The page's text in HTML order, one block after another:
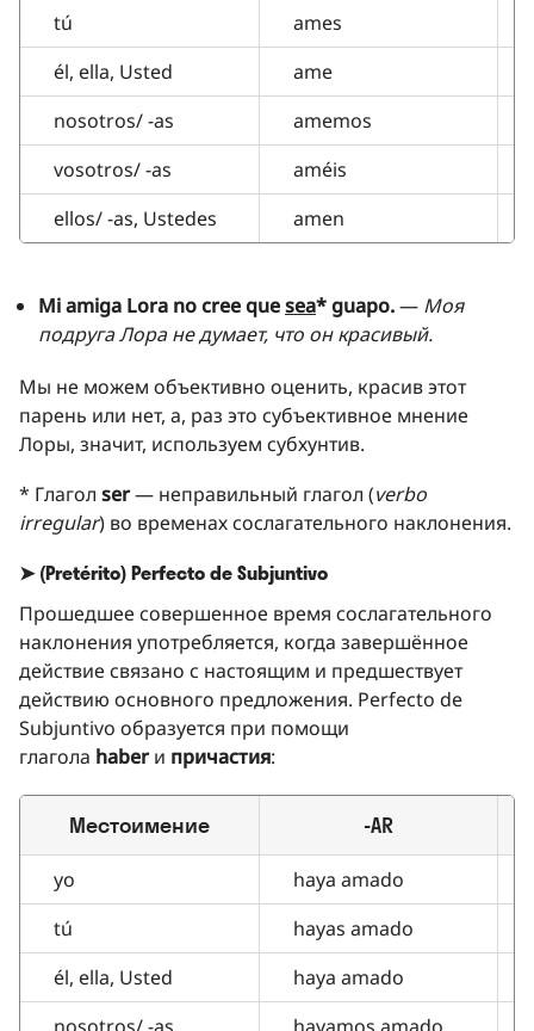
tú
ames
él, ella, Usted
ame
nosotros/ -as
amemos
vosotros/ -as
améis
ellos/ -as, Ustedes
amen
Mi amiga Lora no cree quesea* guapo.— Моя
подруга Лора не думает, что он красивый.
Мы не можем объективно оценить, красив этот
парень или нет, а, раз это субъективное мнение
Лоры, значит, используем субхунтив.
* Глагол ser— неправильный глагол (verbo
irregular) во временах сослагательного наклонения.
➤ (Pretérito) Perfecto de Subjuntivo
Прошедшее совершенное время сослагательного
наклонения употребляется, когда завершённое
действие связано с настоящим и предшествует
действию основного предложения. Perfecto de
Subjuntivo образуется при помощи
глагола haberи причастия:
Местоимение -AR
yo haya amado
tú
hayas amado
él, ella, Usted
haya amado
nosotros/ -as
hayamos amado